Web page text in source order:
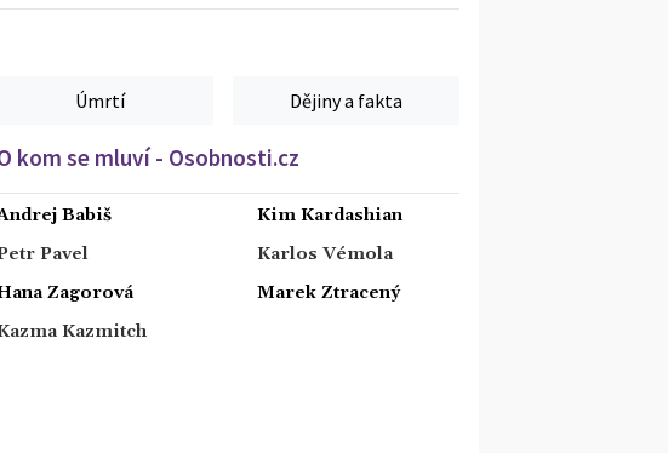
Úmrtí Dějiny a fakta
kom se mluví - Osobnosti.cz
Babiš
Pavel
Zagorová
Kazmitch
Kim Kardashian
Karlos Vémola
Marek Ztracený